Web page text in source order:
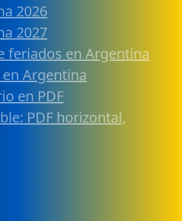
2026
2027
feriados en Argentina
Argentina
en PDF
PDF horizontal,